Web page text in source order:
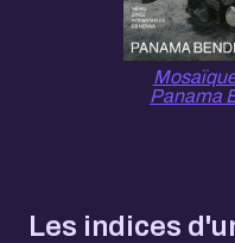
Panama
Les indices